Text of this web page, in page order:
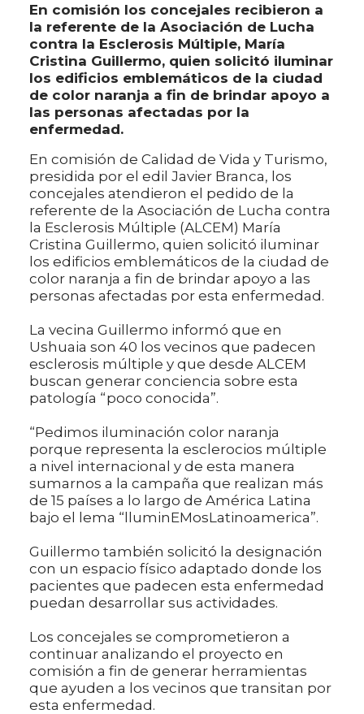
En comisión los concejales recibieron a
la referente de la Asociación de Lucha
contra la Esclerosis Múltiple, María
Cristina Guillermo, quien solicitó iluminar
los edificios emblemáticos de la ciudad
de color naranja a fin de brindar apoyo a
las personas afectadas por la
enfermedad.
En comisión de Calidad de Vida y Turismo,
presidida por el edil Javier Branca, los
concejales atendieron el pedido de la
referente de la Asociación de Lucha contra
la Esclerosis Múltiple (ALCEM) María
Cristina Guillermo, quien solicitó iluminar
los edificios emblemáticos de la ciudad de
color naranja a fin de brindar apoyo a las
personas afectadas por esta enfermedad.
La vecina Guillermo informó que en
Ushuaia son 40 los vecinos que padecen
esclerosis múltiple y que desde ALCEM
buscan generar conciencia sobre esta
patología “poco conocida”.
“Pedimos iluminación color naranja
porque representa la esclerocios múltiple
a nivel internacional y de esta manera
sumarnos a la campaña que realizan más
de 15 países a lo largo de América Latina
bajo el lema “lluminEMosLatinoamerica”.
Guillermo también solicitó la designación
con un espacio físico adaptado donde los
pacientes que padecen esta enfermedad
puedan desarrollar sus actividades.
Los concejales se comprometieron a
continuar analizando el proyecto en
comisión a fin de generar herramientas
que ayuden a los vecinos que transitan por
esta enfermedad.